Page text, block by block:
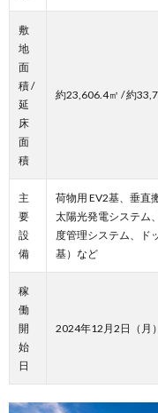
敷
地
面
積 /
延
床
面
積
約23,606.4㎡ / 約
主
要
設
備
荷物用 EV2基、垂直
太陽光発電システム
度管理システム、ド
基）など
稼
働
開
始
日
2024年12月2日（月）